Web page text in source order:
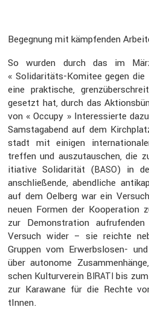
Begeg­nung mit kämpfenden
So wurden durch das im
« Solida­ri­täts-Komitee gegen
eine prakti­sche,
gesetzt hat, durch das
von « Occupy » Inter­es­sierte
Samstag­abend auf dem
stadt mit einigen
treffen und auszu­tau­schen, die
itia­tive Solida­rität (BASO) in
anschlie­ßende, abend­liche
auf dem Oelberg war ein
neuen Formen der Koope­ra­tion
zur Demons­tra­tion
Versuch wider – sie reichte
Gruppen vom Erwerbs­losen-
über autonome
schen Kultur­verein BIRATI bis
zur Karawane für die Rechte
tInnen.